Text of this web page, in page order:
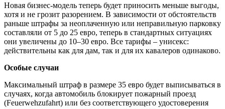
Новая бизнес-модель теперь будет приносить меньше выгоды,
хотя и не грозит разорением. В зависимости от обстоятельств
раньше штрафы за неоплаченную или неправильную парковку
составляли от 5 до 25 евро, теперь в стандартных ситуациях
они увеличены до 10–30 евро. Все тарифы – унисекс:
действительны как для дам, так и для их кавалеров одинаково.
Особые случаи
Максимальный штраф в размере 35 евро будет выписываться в
случаях, когда автомобиль блокирует пожарный проезд
(Feuerwehzufahrt) или без соответствующего удостоверения